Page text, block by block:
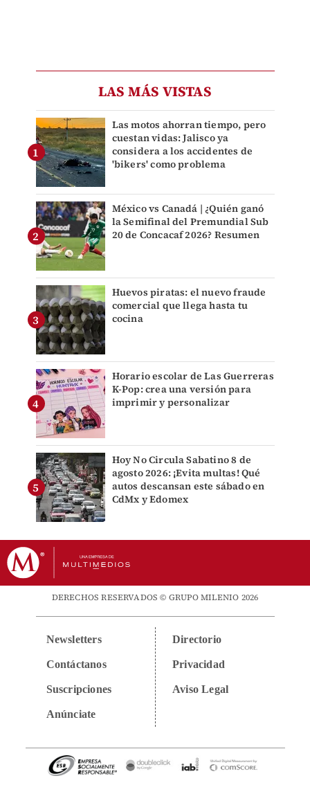
LAS MÁS VISTAS
Las motos ahorran tiempo, pero
cuestan vidas: Jalisco ya
considera a los accidentes de
'bikers' como problema
México vs Canadá | ¿Quién ganó
la Semifinal del Premundial Sub
20 de Concacaf 2026? Resumen
Huevos piratas: el nuevo fraude
comercial que llega hasta tu
cocina
Horario escolar de Las Guerreras
K-Pop: crea una versión para
imprimir y personalizar
Hoy No Circula Sabatino 8 de
agosto 2026: ¡Evita multas! Qué
autos descansan este sábado en
CdMx y Edomex
DERECHOS RESERVADOS © GRUPO MILENIO 2026
Newsletters
Contáctanos
Suscripciones
Anúnciate
Directorio
Privacidad
Aviso Legal